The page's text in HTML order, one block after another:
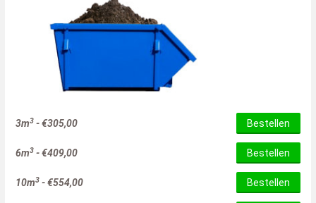
3m3 -€305,00 Bestellen
6m3 -€409,00 Bestellen
10m3 -€554,00 Bestellen